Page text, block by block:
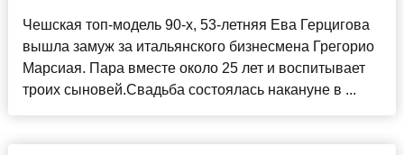
Чешская топ-модель 90-х, 53-летняя Ева Герцигова
вышла замуж за итальянского бизнесмена Грегорио
Марсиая. Пара вместе около 25 лет и воспитывает
троих сыновей.Свадьба состоялась накануне в ...